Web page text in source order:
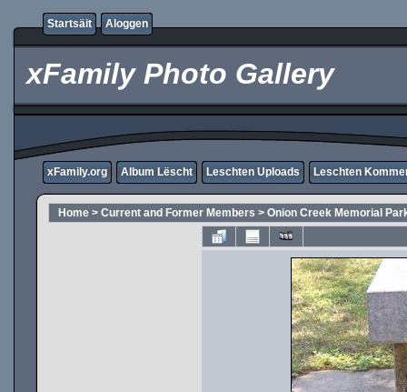
Startsäit Aloggen
xFamily Photo Gallery
xFamily.org Album Lëscht Leschten Uploads Leschten
Home > Current and Former Members > Onion Creek Memorial